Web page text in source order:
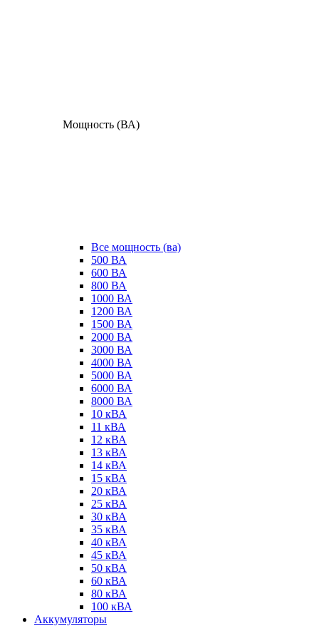
Мощность (ВА)
Все мощность (ва)
500 ВА
600 ВА
800 ВА
1000 ВА
1200 ВА
1500 ВА
2000 ВА
3000 ВА
4000 ВА
5000 ВА
6000 ВА
8000 ВА
10 кВА
11 кВА
12 кВА
13 кВА
14 кВА
15 кВА
20 кВА
25 кВА
30 кВА
35 кВА
40 кВА
45 кВА
50 кВА
60 кВА
80 кВА
100 кВА
Аккумуляторы